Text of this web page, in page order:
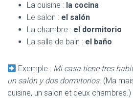
La cuisine : la cocina
Le salon : el salón
La chambre : el dormitorio
La salle de bain : el baño
Exemple : Mi casa tiene tres
un salón y dos dormitorios. (Ma
cuisine, un salon et deux chambres.)